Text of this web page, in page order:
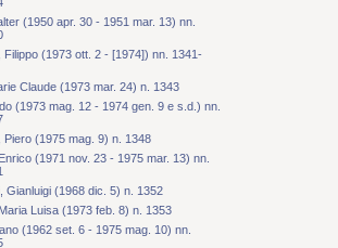
(1950 apr. 30 - 1951 mar. 13) nn.
Filippo (1973 ott. 2 - [1974]) nn. 1341-
Claude (1973 mar. 24) n. 1343
(1973 mag. 12 - 1974 gen. 9 e s.d.) nn.
Piero (1975 mag. 9) n. 1348
(1971 nov. 23 - 1975 mar. 13) nn.
Gianluigi (1968 dic. 5) n. 1352
Luisa (1973 feb. 8) n. 1353
(1962 set. 6 - 1975 mag. 10) nn.